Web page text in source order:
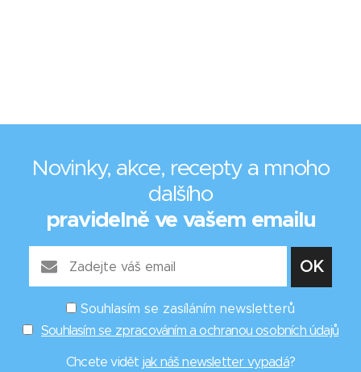
Novinky, akce, recepty a mnoho
dalšího
pravidelně ve vašem emailu
Souhlasím se zasíláním newsletterů
Souhlasím se zpracováním a ochranou osobních údajů
Chcete vidět jak náš newsletter vypadá?